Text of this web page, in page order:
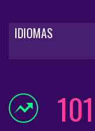
IDIOMAS
101